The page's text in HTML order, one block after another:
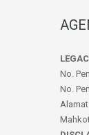
No.
No.